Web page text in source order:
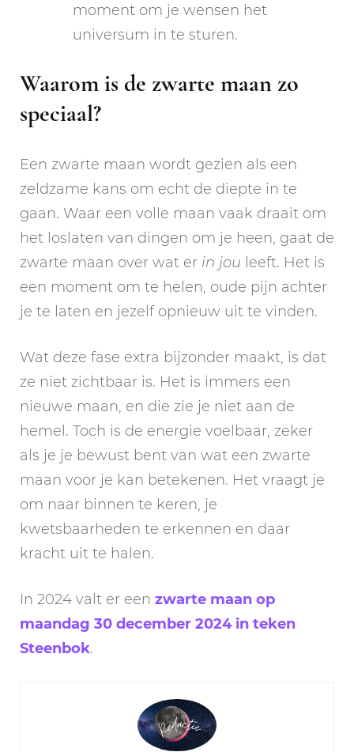
moment om je wensen het
universum in te sturen.
Waarom is de zwarte maan zo
speciaal?
Een zwarte maan wordt gezien als een
zeldzame kans om echt de diepte in te
gaan. Waar een volle maan vaak draait om
het loslaten van dingen om je heen, gaat de
zwarte maan over wat er in jou leeft. Het is
een moment om te helen, oude pijn achter
je te laten en jezelf opnieuw uit te vinden.
Wat deze fase extra bijzonder maakt, is dat
ze niet zichtbaar is. Het is immers een
nieuwe maan, en die zie je niet aan de
hemel. Toch is de energie voelbaar, zeker
als je je bewust bent van wat een zwarte
maan voor je kan betekenen. Het vraagt je
om naar binnen te keren, je
kwetsbaarheden te erkennen en daar
kracht uit te halen.
In 2024 valt er een zwarte maan op
maandag 30 december 2024 in teken
Steenbok.